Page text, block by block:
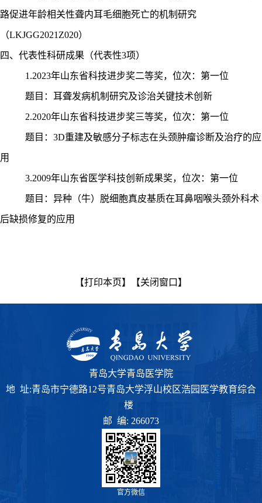
路促进年龄相关性聋内耳毛细胞死亡的机制研究
（LKJGG2021Z020）
四、 代表性科研成果（代表性3项）
1.2023年山东省科技进步奖二等奖， 位次：第一位
题目：耳聋发病机制研究及诊治关键技术创新
2.2020年山东省科技进步奖三等奖， 位次：第一位
题目： 3D重建及敏感分子标志在头颈肿瘤诊断及治疗的应
用
3.2009年山东省医学科技创新成果奖， 位次：第一位
题目：异种（牛）脱细胞真皮基质在耳鼻咽喉头颈外科术
后缺损修复的应用
【打印本页】 【关闭窗口】
青岛大学青岛医学院
地 址:青岛市宁德路12号青岛大学浮山校区浩园医学教育综合
楼
邮 编: 266073
官方微信